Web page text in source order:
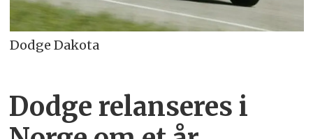
Dodge Dakota
Dodge relanseres i